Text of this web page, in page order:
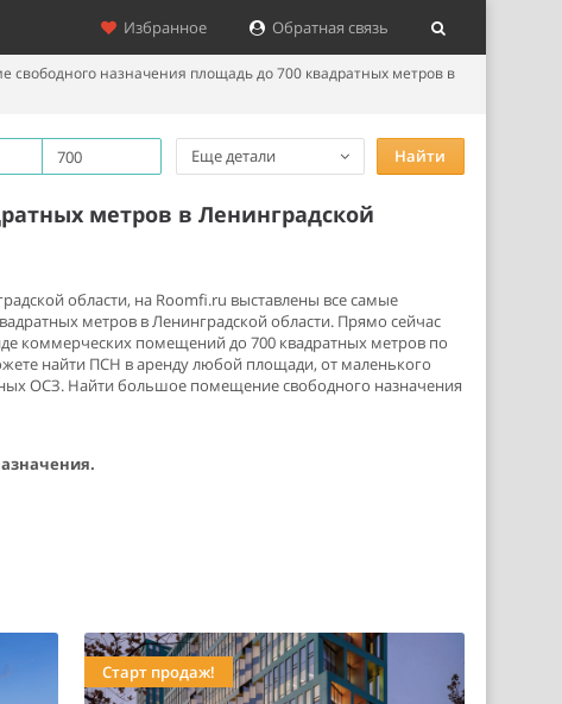
Избранное Обратная связь
свободного назначения площадь до 700 квадратных метров в
Еще детали Найти
метров в Ленинградской
области, на Roomfi.ru выставлены все самые
метров в Ленинградской области. Прямо сейчас
коммерческих помещений до 700 квадратных метров по
найти ПСН в аренду любой площади, от маленького
ОСЗ. Найти большое помещение свободного назначения
Старт продаж!